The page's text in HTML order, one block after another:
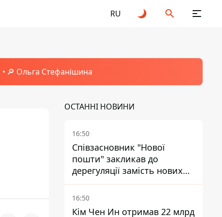
RU
🔎 Ольга Стефанішина
ОСТАННІ НОВИНИ
16:50
Співзасновник "Нової
пошти" закликав до
дерегуляції замість нових
податків - Гетманцев проти
16:50
Кім Чен Ин отримав 22 млрд